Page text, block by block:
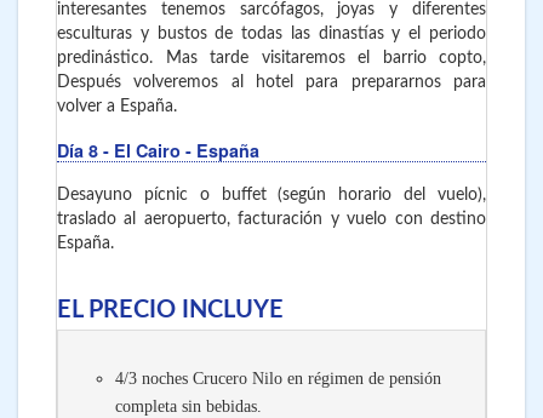
interesantes tenemos sarcófagos, joyas y diferentes
esculturas y bustos de todas las dinastías y el periodo
predinástico. Mas tarde visitaremos el barrio copto,
Después volveremos al hotel para prepararnos para
volver a España.
Día 8 - El Cairo - España
Desayuno pícnic o buffet (según horario del vuelo),
traslado al aeropuerto, facturación y vuelo con destino
España.
EL PRECIO INCLUYE
4/3 noches Crucero Nilo en régimen de pensión
completa sin bebidas.